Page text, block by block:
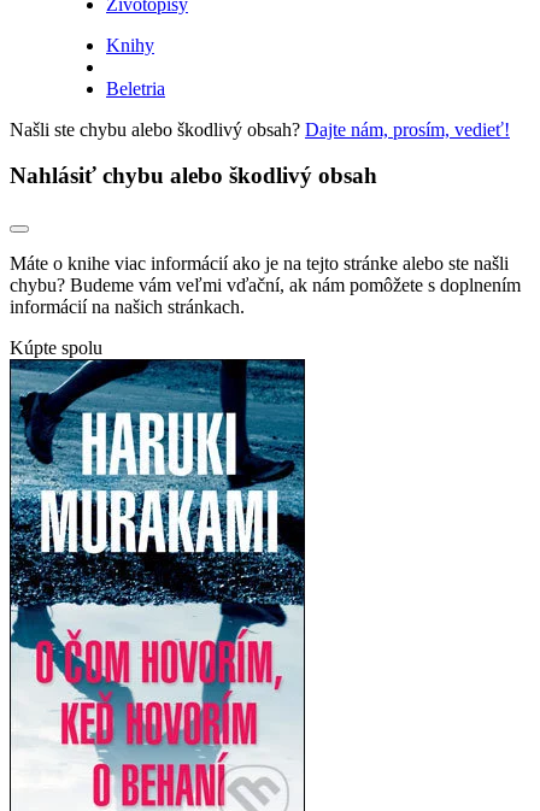
Knihy
Beletria
Našli ste chybu alebo škodlivý obsah? Dajte nám, prosím, vedieť!
Nahlásiť chybu alebo škodlivý obsah
Máte o knihe viac informácií ako je na tejto stránke alebo ste našli
chybu? Budeme vám veľmi vďační, ak nám pomôžete s doplnením
informácií na našich stránkach.
Kúpte spolu